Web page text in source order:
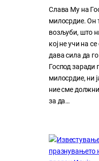
Слава Му на
милосрдие. Он
возљуби, што
кој нe учи на
дава сила да
Господ заради
милосрдие, ни
ние сме
за да…